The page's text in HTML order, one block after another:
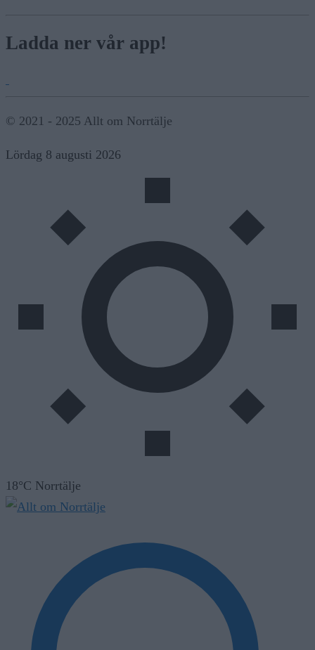
Ladda ner vår app!
© 2021 - 2025 Allt om Norrtälje
Lördag 8 augusti 2026
18°C Norrtälje